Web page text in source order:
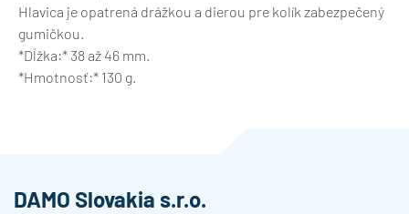
Hlavica je opatrená drážkou a dierou pre kolík zabezpečený
gumičkou.
*Dĺžka:* 38 až 46 mm.
*Hmotnosť:* 130 g.
DAMO Slovakia s.r.o.